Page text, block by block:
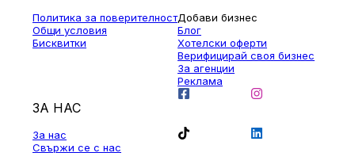
Политика за поверителност
Общи условия
Бисквитки
Добави бизнес
Блог
Хотелски оферти
Верифицирай своя бизнес
За агенции
Реклама
ЗА НАС
За нас
Свържи се с нас